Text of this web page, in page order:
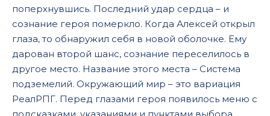
поперхнувшись. Последний удар сердца – и
сознание героя померкло. Когда Алексей открыл
глаза, то обнаружил себя в новой оболочке. Ему
дарован второй шанс, сознание переселилось в
другое место. Название этого места – Система
подземелий. Окружающий мир – это вариация
РеалРПГ. Перед глазами героя появилось меню с